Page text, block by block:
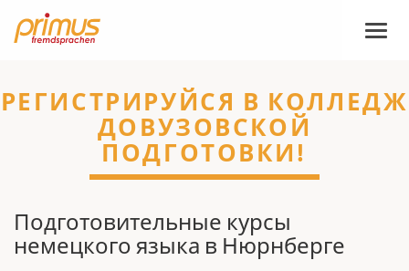
РЕГИСТРИРУЙСЯ В КОЛЛЕДЖ
ДОВУЗОВСКОЙ
ПОДГОТОВКИ!
Подготовительные курсы
немецкого языка в Нюрнберге